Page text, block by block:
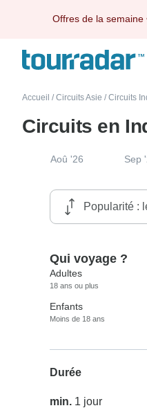
Offres de la semaine
Accueil / Circuits Asie / Circuits
Circuits en
Aoû '26 Sep
Qui voyage ?
Adultes
18 ans ou plus
Enfants
Moins de 18 ans
Durée
min. 1 jour